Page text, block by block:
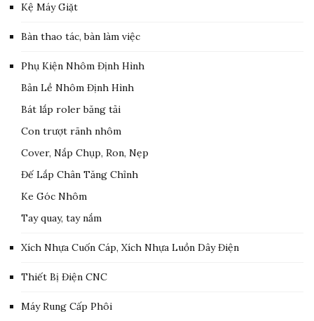
Kệ Máy Giặt
Bàn thao tác, bàn làm việc
Phụ Kiện Nhôm Định Hình
Bản Lề Nhôm Định Hình
Bát lắp roler băng tải
Con trượt rãnh nhôm
Cover, Nắp Chụp, Ron, Nẹp
Đế Lắp Chân Tăng Chỉnh
Ke Góc Nhôm
Tay quay, tay nắm
Xích Nhựa Cuốn Cáp, Xích Nhựa Luồn Dây Điện
Thiết Bị Điện CNC
Máy Rung Cấp Phôi